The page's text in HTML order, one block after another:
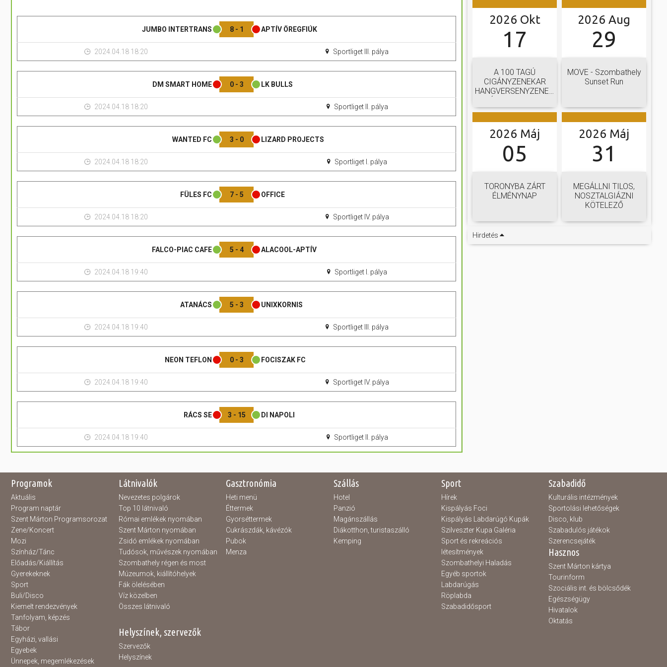
2026 Okt
17
A 100 TAGÚ
CIGÁNYZENEKAR
HANGVERSENYZENEKARI
2026 Aug
29
MOVE - Szombathely
Sunset Run
2026 Máj
05
TORONYBA ZÁRT
ÉLMÉNYNAP
2026 Máj
31
MEGÁLLNI TILOS,
NOSZTALGIÁZNI
KÖTELEZŐ
Hirdetés
JUMBO INTERTRANS 8 - 1 APTÍV ÖREGFIÚK
2024.04.18 18:20 Sportliget III. pálya
DM SMART HOME 0 - 3 LK BULLS
2024.04.18 18:20 Sportliget II. pálya
WANTED FC 3 - 0 LIZARD PROJECTS
2024.04.18 18:20 Sportliget I. pálya
FÜLES FC 7 - 5 OFFICE
2024.04.18 18:20 Sportliget IV. pálya
FALCO-PIAC CAFE 5 - 4 ALACOOL-APTÍV
2024.04.18 19:40 Sportliget I. pálya
ATANÁCS 5 - 3 UNIXKORNIS
2024.04.18 19:40 Sportliget III. pálya
NEON TEFLON 0 - 3 FOCISZAK FC
2024.04.18 19:40 Sportliget IV. pálya
RÁCS SE 3 - 15 DI NAPOLI
2024.04.18 19:40 Sportliget II. pálya
Programok
Aktuális
Program naptár
Szent Márton Programsorozat
Zene/Koncert
Mozi
Színház/Tánc
Előadás/Kiállítás
Gyerekeknek
Sport
Buli/Disco
Kiemelt rendezvények
Tanfolyam, képzés
Tábor
Egyházi, vallási
Egyebek
Ünnepek, megemlékezések
Látnivalók
Nevezetes polgárok
Top 10 látnivaló
Római emlékek nyomában
Szent Márton nyomában
Zsidó emlékek nyomában
Tudósok, művészek nyomában
Szombathely régen és most
Múzeumok, kiállítóhelyek
Fák ölelésében
Víz közelben
Összes látnivaló
Gasztronómia
Heti menü
Éttermek
Gyorséttermek
Cukrászdák, kávézók
Pubok
Menza
Szállás
Hotel
Panzió
Magánszállás
Diákotthon, turistaszálló
Kemping
Sport
Hírek
Kispályás Foci
Kispályás Labdarúgó Kupák
Szilveszter Kupa Galéria
Sport és rekreációs
létesítmények
Szombathelyi Haladás
Egyéb sportok
Labdarúgás
Röplabda
Szabadidősport
Szabadidő
Kulturális intézmények
Sportolási lehetőségek
Disco, klub
Szabadulós játékok
Szerencsejáték
Hasznos
Szent Márton kártya
Tourinform
Szociális int. és bölcsődék
Egészségügy
Hivatalok
Oktatás
Helyszínek, szervezők
Szervezők
Helyszínek